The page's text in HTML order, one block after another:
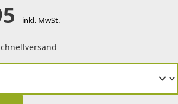
inkl. MwSt.